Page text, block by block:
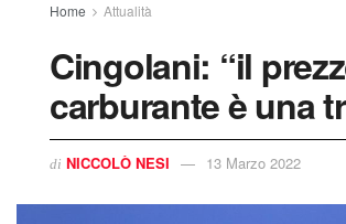
Home Attualità
Cingolani: “il
carburante è una
di NICCOLÒ NESI 13 Marzo 2022